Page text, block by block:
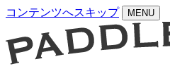
コンテンツへスキップ MENU